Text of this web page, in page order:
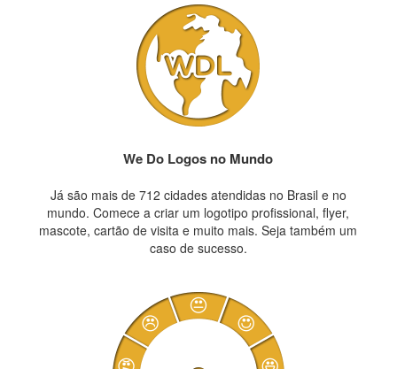
We Do Logos no Mundo
Já são mais de 712 cidades atendidas no Brasil e no
mundo. Comece a criar um logotipo profissional, flyer,
mascote, cartão de visita e muito mais. Seja também um
caso de sucesso.